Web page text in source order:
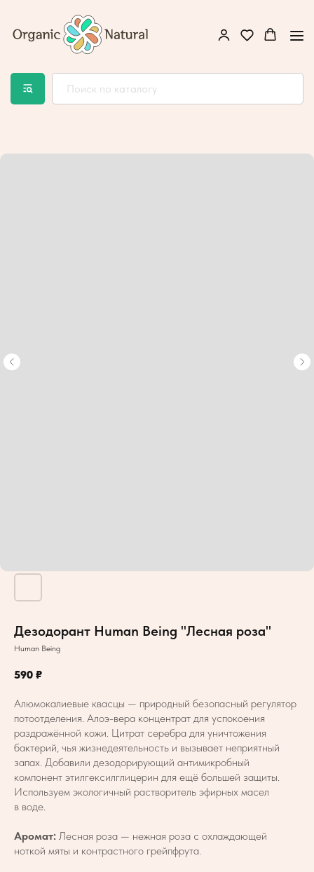
Дезодорант Human Being "Лесная роза"
Human Being
590 ₽
Алюмокалиевые квасцы — природный безопасный регулятор
потоотделения. Алоэ-вера концентрат для успокоения
раздражённой кожи. Цитрат серебра для уничтожения
бактерий, чья жизнедеятельность и вызывает неприятный
запах. Добавили дезодорирующий антимикробный
компонент этилгексилглицерин для ещё большей защиты.
Используем экологичный растворитель эфирных масел
в воде.
Аромат: Лесная роза — нежная роза с охлаждающей
ноткой мяты и контрастного грейпфрута.